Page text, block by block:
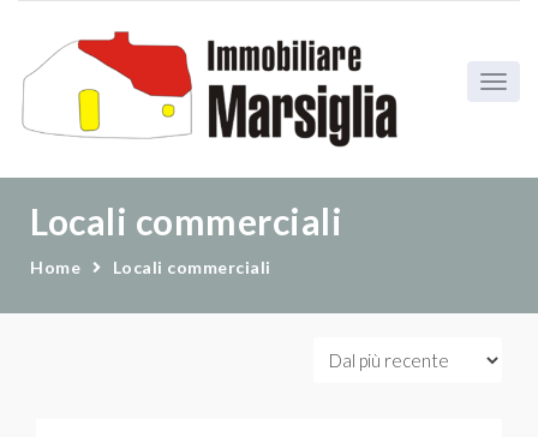
Locali commerciali
Home Locali commerciali